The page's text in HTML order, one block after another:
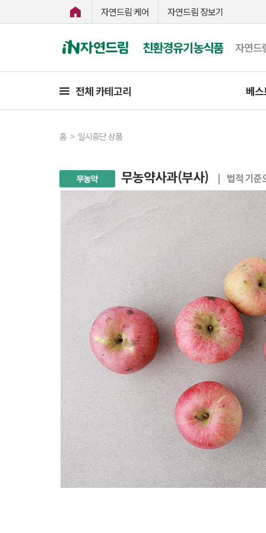
자연드림 케어 자연드림 장보기
친환경유기농식품 자연드
전체 카테고리 베
홈 > 일시중단 상품
무농약사과(부사) | 법적 기준